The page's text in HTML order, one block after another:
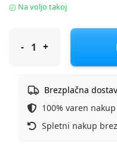
Na voljo takoj
Cerda dodatki komplet
Brezplačna
100% varen nakup
Spletni nakup